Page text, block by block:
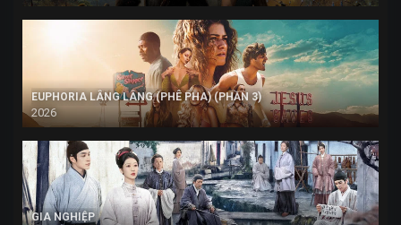
EUPHORIA LÂNG LÂNG (PHÊ PHA) (PHẦN 3)
2026
GIA NGHIỆP